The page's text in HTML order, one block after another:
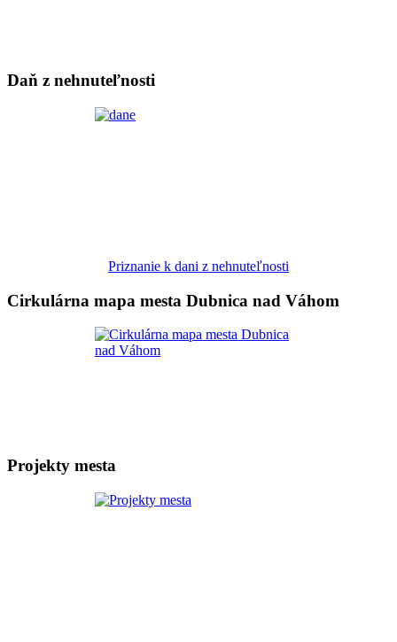
Daň z nehnuteľnosti
Priznanie k dani z nehnuteľnosti
Cirkulárna mapa mesta Dubnica nad Váhom
Projekty mesta